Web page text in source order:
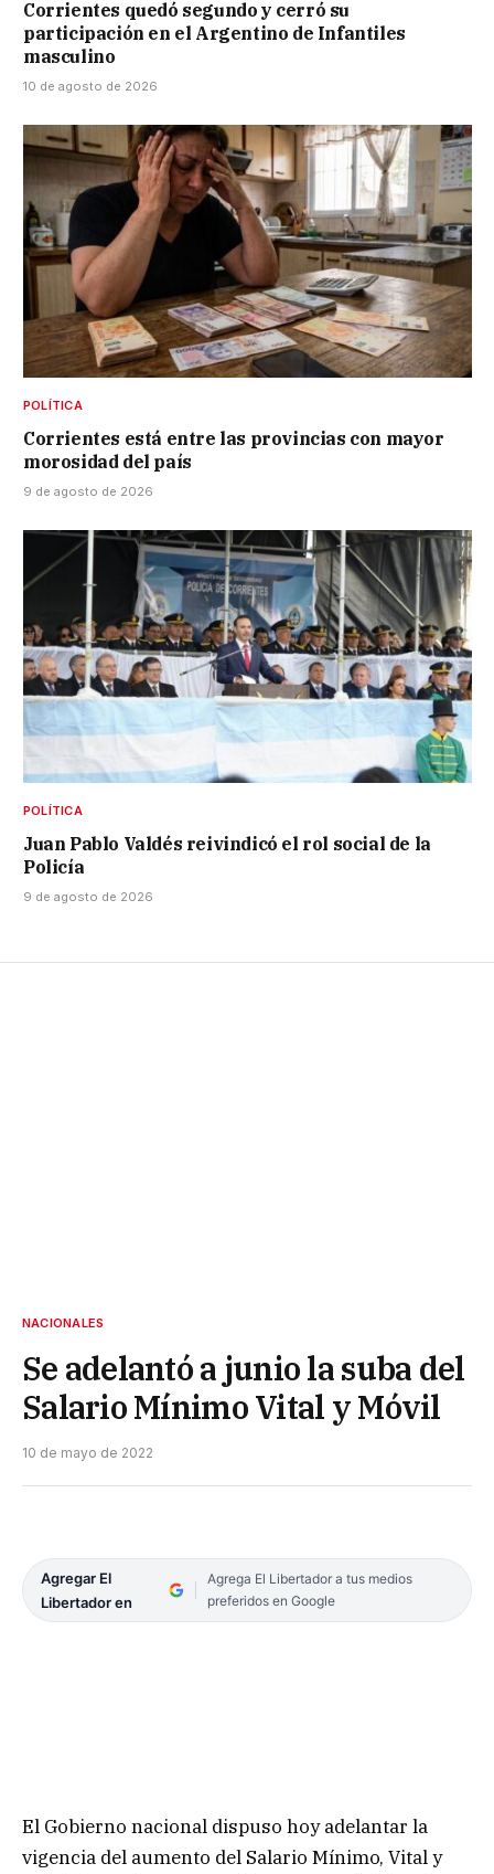
Corrientes quedó segundo y cerró su
participación en el Argentino de Infantiles
masculino
10 de agosto de 2026
POLÍTICA
Corrientes está entre las provincias con mayor
morosidad del país
9 de agosto de 2026
POLÍTICA
Juan Pablo Valdés reivindicó el rol social de la
Policía
9 de agosto de 2026
NACIONALES
Se adelantó a junio la suba del
Salario Mínimo Vital y Móvil
10 de mayo de 2022
Agregar El
Libertador en
Agrega El Libertador a tus medios
preferidos en Google
El Gobierno nacional dispuso hoy adelantar la
vigencia del aumento del Salario Mínimo, Vital y